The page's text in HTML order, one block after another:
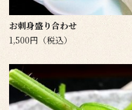
お刺身盛り合わせ
1,500円（税込）